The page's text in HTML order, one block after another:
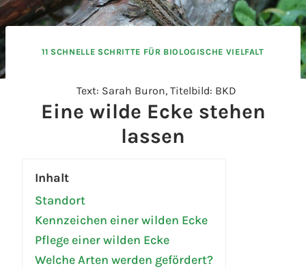
11 SCHNELLE SCHRITTE FÜR BIOLOGISCHE VIELFALT
Text: Sarah Buron, Titelbild: BKD
Eine wilde Ecke stehen
lassen
Inhalt
Standort
Kennzeichen einer wilden Ecke
Pflege einer wilden Ecke
Welche Arten werden gefördert?